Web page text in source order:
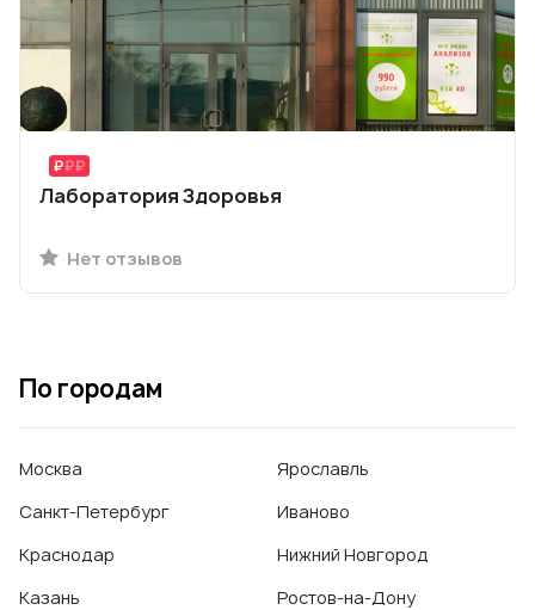
Лаборатория Здоровья
Нет отзывов
По городам
Москва
Санкт-Петербург
Краснодар
Казань
Ярославль
Иваново
Нижний Новгород
Ростов-на-Дону